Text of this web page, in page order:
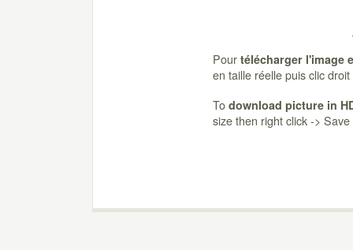
Pour télécharger l'image
en taille réelle puis clic
To download picture in
size then right click ->